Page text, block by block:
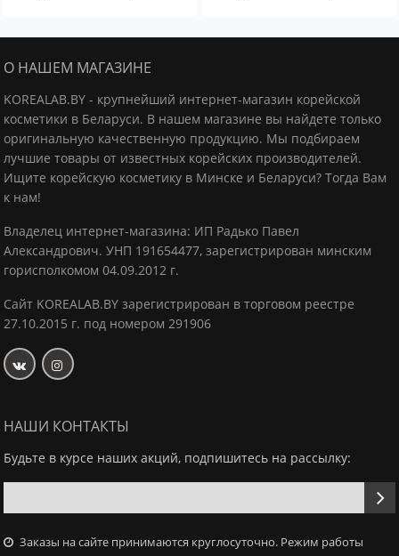
О НАШЕМ МАГАЗИНЕ
KOREALAB.BY - крупнейший интернет-магазин корейской
косметики в Беларуси. В нашем магазине вы найдете только
оригинальную качественную продукцию. Мы подбираем
лучшие товары от известных корейских производителей.
Ищите корейскую косметику в Минске и Беларуси? Тогда Вам
к нам!
Владелец интернет-магазина: ИП Радько Павел
Александрович. УНП 191654477, зарегистрирован минским
горисполкомом 04.09.2012 г.
Сайт KOREALAB.BY зарегистрирован в торговом реестре
27.10.2015 г. под номером 291906
НАШИ КОНТАКТЫ
Будьте в курсе наших акций, подпишитесь на рассылку:
Заказы на сайте принимаются круглосуточно. Режим работы